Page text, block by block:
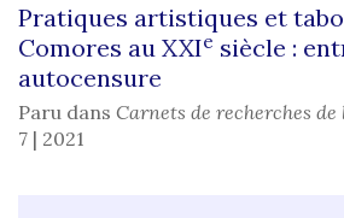
Pratiques artistiques et
Comores au XXIe siècle :
autocensure
Paru dans Carnets de recherches
7 | 2021